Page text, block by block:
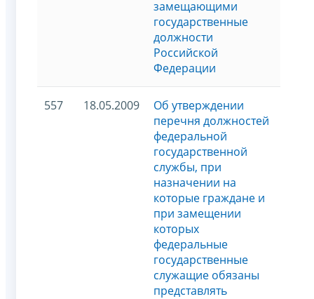
замещающими
государственные
должности
Российской
Федерации
557 18.05.2009
Об утверждении
перечня должностей
федеральной
государственной
службы, при
назначении на
которые граждане и
при замещении
которых
федеральные
государственные
служащие обязаны
представлять